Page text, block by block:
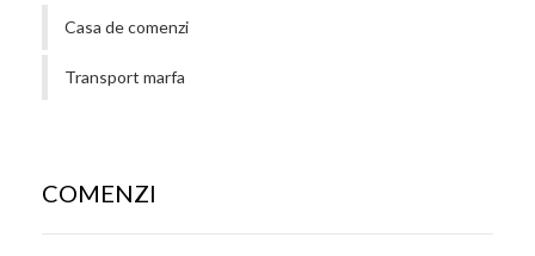
Casa de comenzi
Transport marfa
COMENZI